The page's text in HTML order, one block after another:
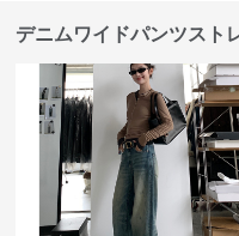
デニムワイドパンツスト